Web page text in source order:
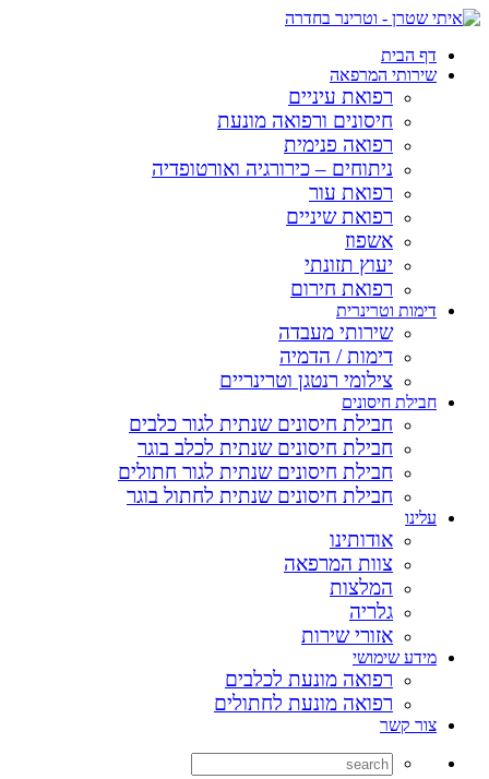
דף הבית
שירותי המרפאה
רפואת עיניים
חיסונים ורפואה מונעת
רפואה פנימית
ניתוחים – כירורגיה ואורטופדיה
רפואת עור
רפואת שיניים
אשפוז
יעוץ תזונתי
רפואת חירום
דימות וטרינרית
שירותי מעבדה
דימות / הדמיה
צילומי רנטגן וטרינריים
חבילת חיסונים
חבילת חיסונים שנתית לגור כלבים
חבילת חיסונים שנתית לכלב בוגר
חבילת חיסונים שנתית לגור חתולים
חבילת חיסונים שנתית לחתול בוגר
עלינו
אודותינו
צוות המרפאה
המלצות
גלריה
אזורי שירות
מידע שימושי
רפואה מונעת לכלבים
רפואה מונעת לחתולים
צור קשר